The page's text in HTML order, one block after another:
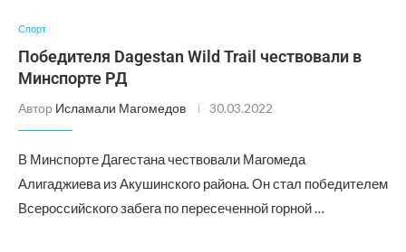
Спорт
Победителя Dagestan Wild Trail чествовали в
Минспорте РД
Автор Исламали Магомедов 30.03.2022
В Минспорте Дагестана чествовали Магомеда
Алигаджиева из Акушинского района. Он стал победителем
Всероссийского забега по пересеченной горной …